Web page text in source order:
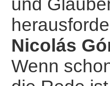
und
Nicolás
Wenn